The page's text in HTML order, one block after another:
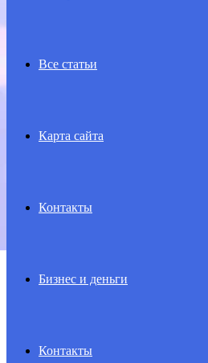
Все статьи
Карта сайта
Контакты
Бизнес и деньги
Контакты